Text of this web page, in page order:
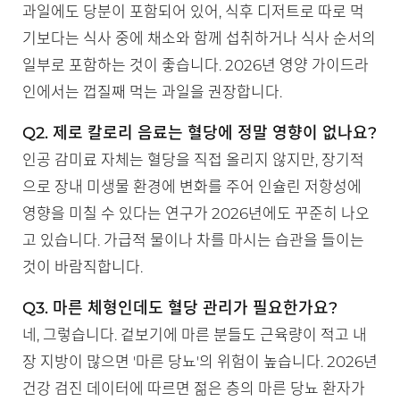
과일에도 당분이 포함되어 있어, 식후 디저트로 따로 먹
기보다는 식사 중에 채소와 함께 섭취하거나 식사 순서의
일부로 포함하는 것이 좋습니다. 2026년 영양 가이드라
인에서는 껍질째 먹는 과일을 권장합니다.
Q2. 제로 칼로리 음료는 혈당에 정말 영향이 없나요?
인공 감미료 자체는 혈당을 직접 올리지 않지만, 장기적
으로 장내 미생물 환경에 변화를 주어 인슐린 저항성에
영향을 미칠 수 있다는 연구가 2026년에도 꾸준히 나오
고 있습니다. 가급적 물이나 차를 마시는 습관을 들이는
것이 바람직합니다.
Q3. 마른 체형인데도 혈당 관리가 필요한가요?
네, 그렇습니다. 겉보기에 마른 분들도 근육량이 적고 내
장 지방이 많으면 '마른 당뇨'의 위험이 높습니다. 2026년
건강 검진 데이터에 따르면 젊은 층의 마른 당뇨 환자가